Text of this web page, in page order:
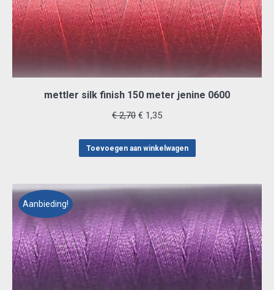
mettler silk finish 150 meter jenine 0600
€2,70 Oorspronkelijke
was:
€ 1,35Huidige
is:
Toevoegen aan winkelwagen
Aanbieding!